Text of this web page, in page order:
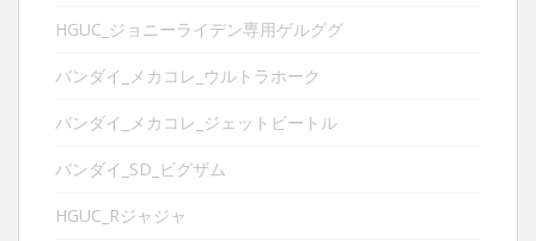
HGUC_ジョニーライデン専用ゲルググ
バンダイ_メカコレ_ウルトラホーク
バンダイ_メカコレ_ジェットビートル
バンダイ_SD_ビグザム
HGUC_Rジャジャ